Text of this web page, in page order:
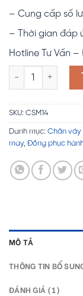
– Cung cấp số
– Thời gian đáp
Hotline Tư Vấn
Đồng phục công
SKU: CSM14
Danh mục: Chân váy
may, Đồng phục
MÔ TẢ
THÔNG TIN BỔ
ĐÁNH GIÁ (1)